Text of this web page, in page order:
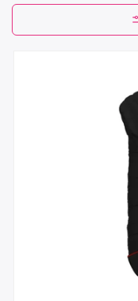
Nejlevnější
Nejdražší